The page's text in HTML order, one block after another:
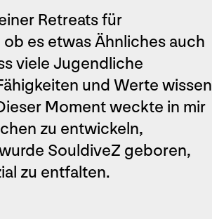
Retreats für
es etwas Ähnliches auch
viele Jugendliche
und Werte wissen
Moment weckte in mir
zu entwickeln,
SouldiveZ geboren,
zu entfalten.